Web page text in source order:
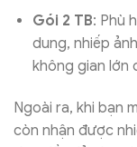
Gói 2 TB: Phù
dung, nhiếp
không gian lớn
Ngoài ra, khi bạn
còn nhận được